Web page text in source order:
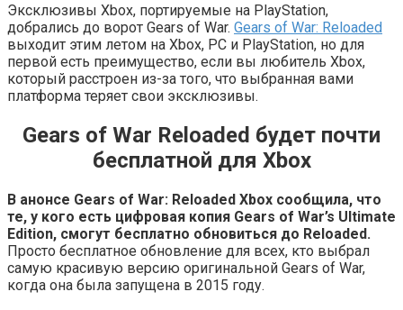
Эксклюзивы Xbox, портируемые на PlayStation,
добрались до ворот Gears of War. Gears of War: Reloaded
выходит этим летом на Xbox, РС и PlayStation, но для
первой есть преимущество, если вы любитель Xbox,
который расстроен из-за того, что выбранная вами
платформа теряет свои эксклюзивы.
Gears of War Reloaded будет почти
бесплатной для Xbox
В анонсе Gears of War: Reloaded Xbox сообщила, что
те, у кого есть цифровая копия Gears of War’s Ultimate
Edition, смогут бесплатно обновиться до Reloaded.
Просто бесплатное обновление для всех, кто выбрал
самую красивую версию оригинальной Gears of War,
когда она была запущена в 2015 году.